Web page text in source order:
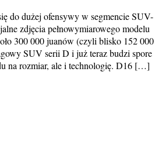
do dużej ofensywy w segmencie SUV-
zdjęcia pełnowymiarowego modelu
300 000 juanów (czyli blisko 152 000
SUV serii D i już teraz budzi spore
na rozmiar, ale i technologię. D16 […]